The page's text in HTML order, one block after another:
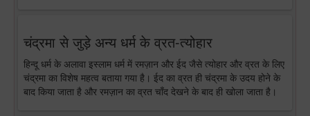
चंद्रमा से जुड़े अन्य धर्म के व्रत-त्योहार
हिन्दू धर्म के अलावा इस्लाम धर्म में रमज़ान और ईद जैसे त्योहार और व्रत के लिए
चंद्रमा का विशेष महत्व बताया गया है। ईद का व्रत ही चंद्रमा के उदय होने के
बाद किया जाता है और रमज़ान का व्रत चाँद देखने के बाद ही खोला जाता है।